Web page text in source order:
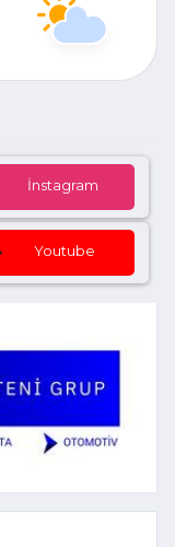
İnstagram
Youtube